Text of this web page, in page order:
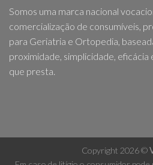
Somos uma marca nacional
comercialização de consumíveis,
para Geriatria e Ortopedia,
proximidade, simplicidade, eficácia
que presta.
Copyright 2026 ©